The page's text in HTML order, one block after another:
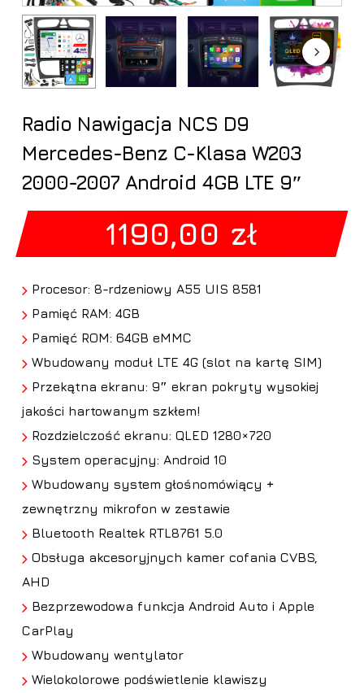
Radio Nawigacja NCS D9
Mercedes-Benz C-Klasa W203
2000-2007 Android 4GB LTE 9″
1190,00 zł
Procesor: 8-rdzeniowy A55 UIS 8581
Pamięć RAM: 4GB
Pamięć ROM: 64GB eMMC
Wbudowany moduł LTE 4G (slot na kartę SIM)
Przekątna ekranu: 9″ ekran pokryty wysokiej
jakości hartowanym szkłem!
Rozdzielczość ekranu: QLED 1280×720
System operacyjny: Android 10
Wbudowany system głośnomówiący +
zewnętrzny mikrofon w zestawie
Bluetooth Realtek RTL8761 5.0
Obsługa akcesoryjnych kamer cofania CVBS,
AHD
Bezprzewodowa funkcja Android Auto i Apple
CarPlay
Wbudowany wentylator
Wielokolorowe podświetlenie klawiszy